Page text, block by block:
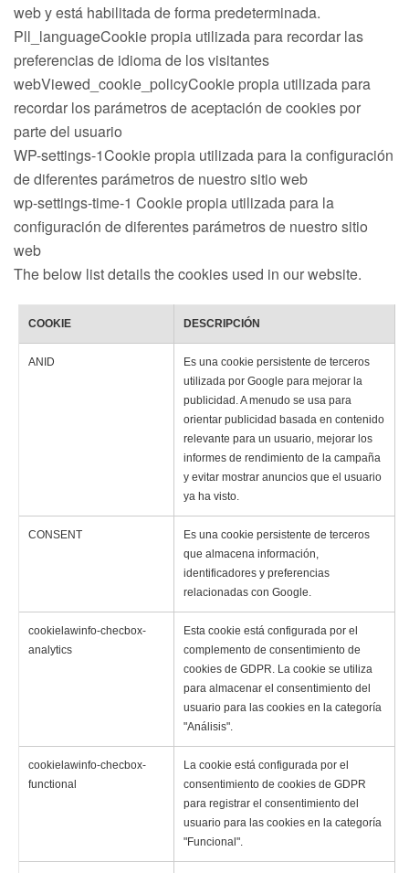
web y está habilitada de forma predeterminada.
Pll_languageCookie propia utilizada para recordar las
preferencias de idioma de los visitantes
webViewed_cookie_policyCookie propia utilizada para
recordar los parámetros de aceptación de cookies por
parte del usuario
WP-settings-1Cookie propia utilizada para la configuración
de diferentes parámetros de nuestro sitio web
wp-settings-time-1 Cookie propia utilizada para la
configuración de diferentes parámetros de nuestro sitio
web
The below list details the cookies used in our website.
COOKIE DESCRIPCIÓN
ANID
Es una cookie persistente de terceros
utilizada por Google para mejorar la
publicidad.A menudo se usa para
orientar publicidad basada en contenido
relevante para un usuario, mejorar los
informes de rendimiento de la campaña
y evitar mostrar anuncios que el usuario
ya ha visto.
CONSENT
Es una cookie persistente de terceros
que almacena información,
identificadores y preferencias
relacionadas con Google.
cookielawinfo-checbox-
analytics
Esta cookie está configurada por el
complemento de consentimiento de
cookies de GDPR. La cookie se utiliza
para almacenar el consentimiento del
usuario para las cookies en la categoría
"Análisis".
cookielawinfo-checbox-
functional
La cookie está configurada por el
consentimiento de cookies de GDPR
para registrar el consentimiento del
usuario para las cookies en la categoría
"Funcional".